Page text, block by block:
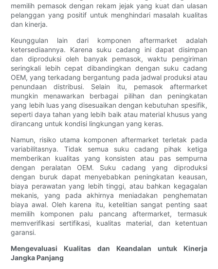
memilih pemasok dengan rekam jejak yang kuat dan ulasan
pelanggan yang positif untuk menghindari masalah kualitas
dan kinerja.
Keunggulan lain dari komponen aftermarket adalah
ketersediaannya. Karena suku cadang ini dapat disimpan
dan diproduksi oleh banyak pemasok, waktu pengiriman
seringkali lebih cepat dibandingkan dengan suku cadang
OEM, yang terkadang bergantung pada jadwal produksi atau
penundaan distribusi. Selain itu, pemasok aftermarket
mungkin menawarkan berbagai pilihan dan peningkatan
yang lebih luas yang disesuaikan dengan kebutuhan spesifik,
seperti daya tahan yang lebih baik atau material khusus yang
dirancang untuk kondisi lingkungan yang keras.
Namun, risiko utama komponen aftermarket terletak pada
variabilitasnya. Tidak semua suku cadang pihak ketiga
memberikan kualitas yang konsisten atau pas sempurna
dengan peralatan OEM. Suku cadang yang diproduksi
dengan buruk dapat menyebabkan peningkatan keausan,
biaya perawatan yang lebih tinggi, atau bahkan kegagalan
mekanis, yang pada akhirnya meniadakan penghematan
biaya awal. Oleh karena itu, ketelitian sangat penting saat
memilih komponen palu pancang aftermarket, termasuk
memverifikasi sertifikasi, kualitas material, dan ketentuan
garansi.
Mengevaluasi Kualitas dan Keandalan untuk Kinerja
Jangka Panjang